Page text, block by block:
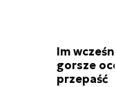
Im
gorsze
przepaść